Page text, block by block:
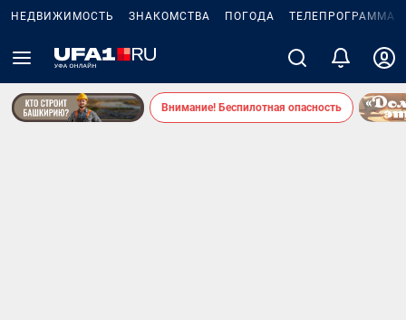
НЕДВИЖИМОСТЬ ЗНАКОМСТВА ПОГОДА ТЕЛЕПРОГРАММА
Внимание! Беспилотная опасность